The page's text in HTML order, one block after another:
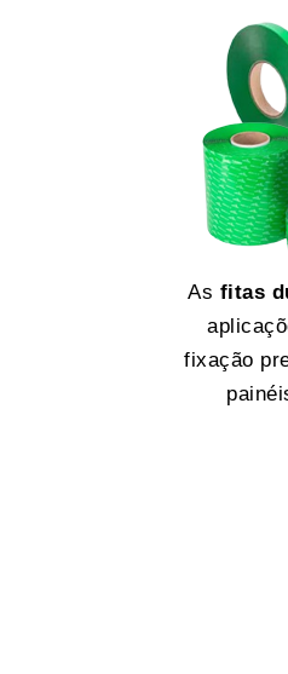
As fitas
fixação